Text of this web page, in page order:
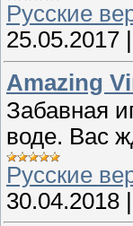
Русские
25.05.2017
Amazing
Забавная
воде. Вас
Русские
30.04.2018